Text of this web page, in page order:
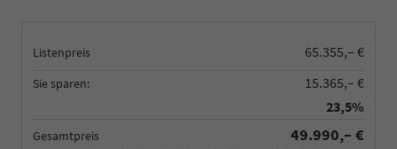
Listenpreis 65.355,– €
Sie sparen:
15.365,– €
23,5%
Gesamtpreis 49.990,– €